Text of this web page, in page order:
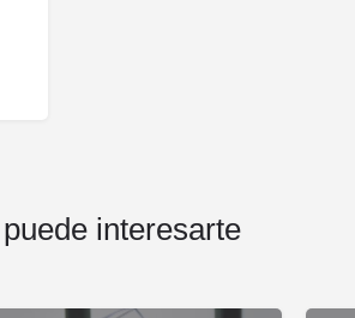
interesarte